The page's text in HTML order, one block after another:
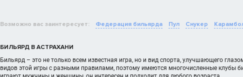
Возможно вас заинтересует: Федерация бильярда Пул Снукер
БИЛЬЯРД В АСТРАХАНИ
Бильярд – это не только всем известная игра, но и вид спорта, улучшающего
видов этой игры с разными правилами, поэтому имеются многочисленные клубы